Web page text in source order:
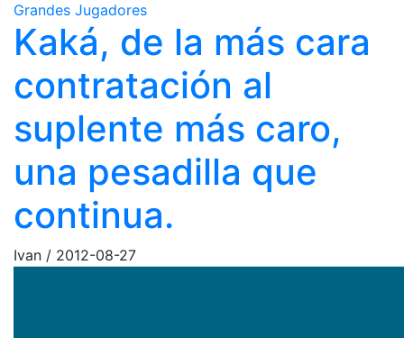
Grandes Jugadores
Kaká, de la más cara
contratación al
suplente más caro,
una pesadilla que
continua.
Ivan / 2012-08-27